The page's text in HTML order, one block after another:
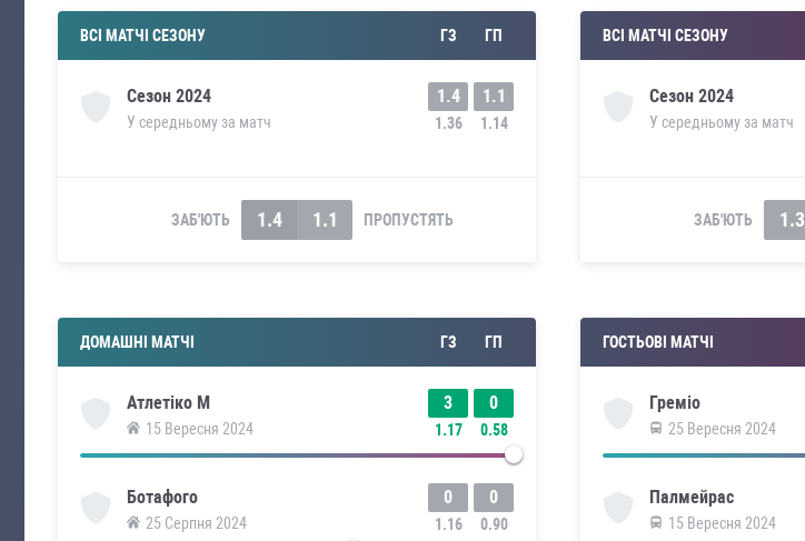
ВСІ МАТЧІ СЕЗОНУ ГЗ ГП
Сезон 2024
У середньому за матч
1.4
1.36
1.1
1.14
ЗАБ'ЮТЬ 1.4 1.1 ПРОПУСТЯТЬ
ДОМАШНІ МАТЧІ ГЗ ГП
Атлетіко М
15 Вересня 2024
3
1.17
0
0.58
Ботафого
25 Серпня 2024
0
1.16
0
0.90
ВСІ МАТЧІ СЕЗОНУ
Сезон 2024
У середньому за матч
ЗАБ'ЮТЬ 1.3
ГОСТЬОВІ МАТЧІ
Греміо
25 Вересня 2024
Палмейрас
15 Вересня 2024